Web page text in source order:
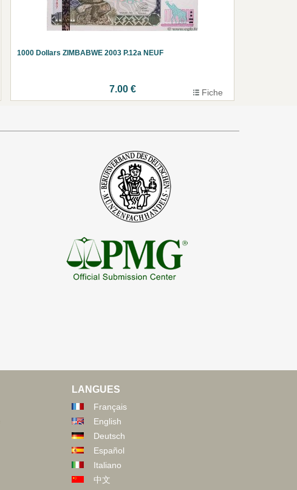
1000 Dollars ZIMBABWE 2003 P.12a NEUF
7.00 € Fiche
LANGUES
Français
English
Deutsch
Español
Italiano
中文